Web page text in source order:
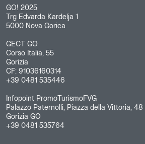
GO! 2025
Trg Edvarda Kardelja 1
5000 Nova Gorica
GECT GO
Corso Italia, 55
Gorizia
CF: 91036160314
+39 0481 535446
Infopoint PromoTurismoFVG
Palazzo Paternolli, Piazza della Vittoria, 48
Gorizia GO
+39 0481 535764